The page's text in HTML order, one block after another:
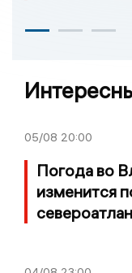
05/08 20:00
Погода во
изменится